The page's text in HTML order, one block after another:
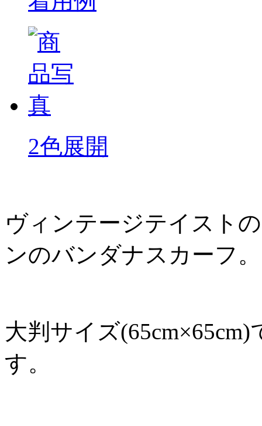
2色展開
ヴィンテージテイスト
ンのバンダナスカーフ
大判サイズ
す。